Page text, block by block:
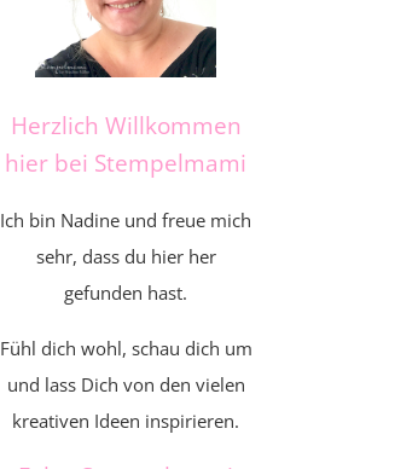
Herzlich Willkommen
hier bei Stempelmami
Ich bin Nadine und freue mich
sehr, dass du hier her
gefunden hast.
Fühl dich wohl, schau dich um
und lass Dich von den vielen
kreativen Ideen inspirieren.